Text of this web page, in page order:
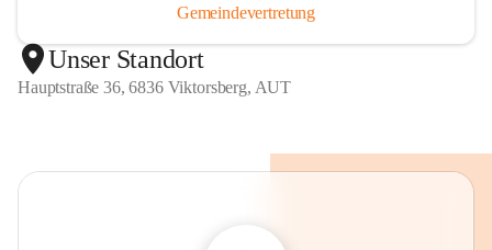
Gemeindevertretung
Unser Standort
Hauptstraße 36, 6836 Viktorsberg, AUT